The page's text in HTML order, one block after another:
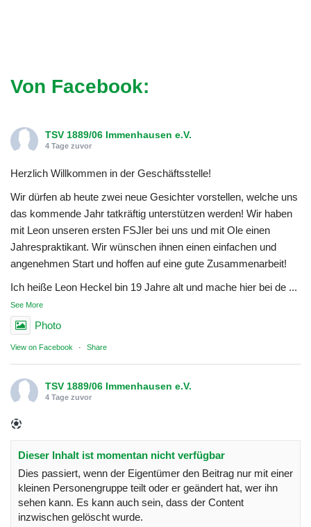
Von Facebook:
TSV 1889/06 Immenhausen e.V.
4 Tage zuvor
Herzlich Willkommen in der Geschäftsstelle!
Wir dürfen ab heute zwei neue Gesichter vorstellen, welche uns
das kommende Jahr tatkräftig unterstützen werden! Wir haben
mit Leon unseren ersten FSJler bei uns und mit Ole einen
Jahrespraktikant. Wir wünschen ihnen einen einfachen und
angenehmen Start und hoffen auf eine gute Zusammenarbeit!
Ich heiße Leon Heckel bin 19 Jahre alt und mache hier bei de ...
See More
Photo
View on Facebook · Share
TSV 1889/06 Immenhausen e.V.
4 Tage zuvor
Dieser Inhalt ist momentan nicht verfügbar
Dies passiert, wenn der Eigentümer den Beitrag nur mit einer
kleinen Personengruppe teilt oder er geändert hat, wer ihn
sehen kann. Es kann auch sein, dass der Content
inzwischen gelöscht wurde.